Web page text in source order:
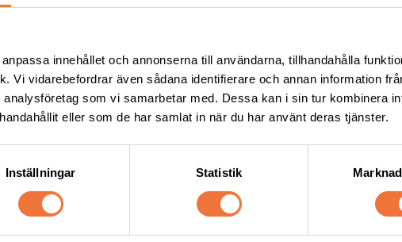
innehållet och annonserna till användarna, tillhandahålla
Vi vidarebefordrar även sådana identifierare och annan information
som vi samarbetar med. Dessa kan i sin tur kombinera
eller som de har samlat in när du har använt deras tjänster.
Inställningar Statistik